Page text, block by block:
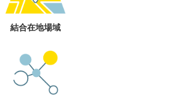
結合在地場域